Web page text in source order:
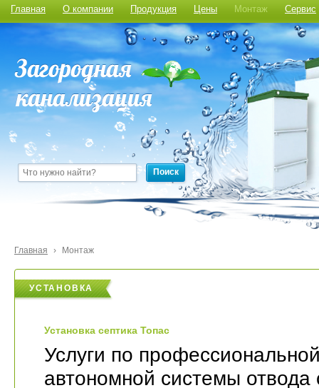
Главная О компании Продукция Цены Монтаж Сервис
Поиск
Главная › Монтаж
УСТАНОВКА
Установка септика Топас
Услуги по
автономной системы